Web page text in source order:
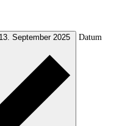
13. September 2025 Datum